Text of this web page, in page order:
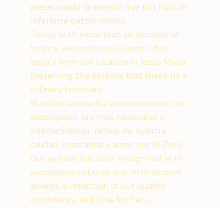
preservando la esencia que nos hizo un
referente gastronómico.
Today, with more than six decades of
history, we continue to honor that
legacy from our location in Jesús María,
preserving the essence that made us a
culinary landmark.
Nuestro camino ha sido reconocido con
prestigiosos premios nacionales e
internacionales, reflejo de nuestra
calidad, constancia y amor por el Perú.
Our journey has been recognized with
prestigious national and international
awards, a reflection of our quality,
consistency, and love for Peru.